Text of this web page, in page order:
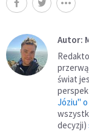
Autor:
świat
Józiu"
decyzji)